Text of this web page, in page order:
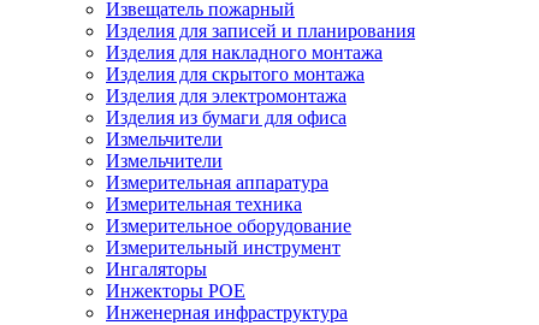
Извещатель пожарный
Изделия для записей и планирования
Изделия для накладного монтажа
Изделия для скрытого монтажа
Изделия для электромонтажа
Изделия из бумаги для офиса
Измельчители
Измельчители
Измерительная аппаратура
Измерительная техника
Измерительное оборудование
Измерительный инструмент
Ингаляторы
Инжекторы POE
Инженерная инфраструктура